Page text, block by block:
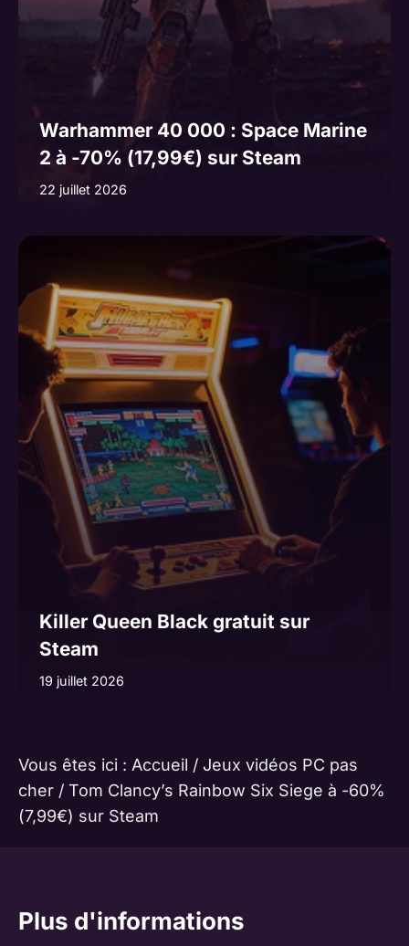
Warhammer 40 000 : Space Marine
2 à -70% (17,99€) sur Steam
22 juillet 2026
Killer Queen Black gratuit sur
Steam
19 juillet 2026
Vous êtes ici : Accueil / Jeux vidéos PC pas
cher / Tom Clancy’s Rainbow Six Siege à -60%
(7,99€) sur Steam
Plus d'informations